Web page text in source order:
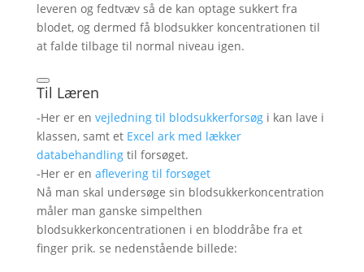
leveren og fedtvæv så de kan optage sukkert fra
blodet, og dermed få blodsukker koncentrationen til
at falde tilbage til normal niveau igen.
Til Læren
-Her er en vejledning til blodsukkerforsøgi kan lave i
klassen, samt et Excel ark med lækker
databehandlingtil forsøget.
-Her er en aflevering til forsøget
Nå man skal undersøge sin blodsukkerkoncentration
måler man ganske simpelthen
blodsukkerkoncentrationen i en bloddråbe fra et
finger prik. se nedenstående billede: